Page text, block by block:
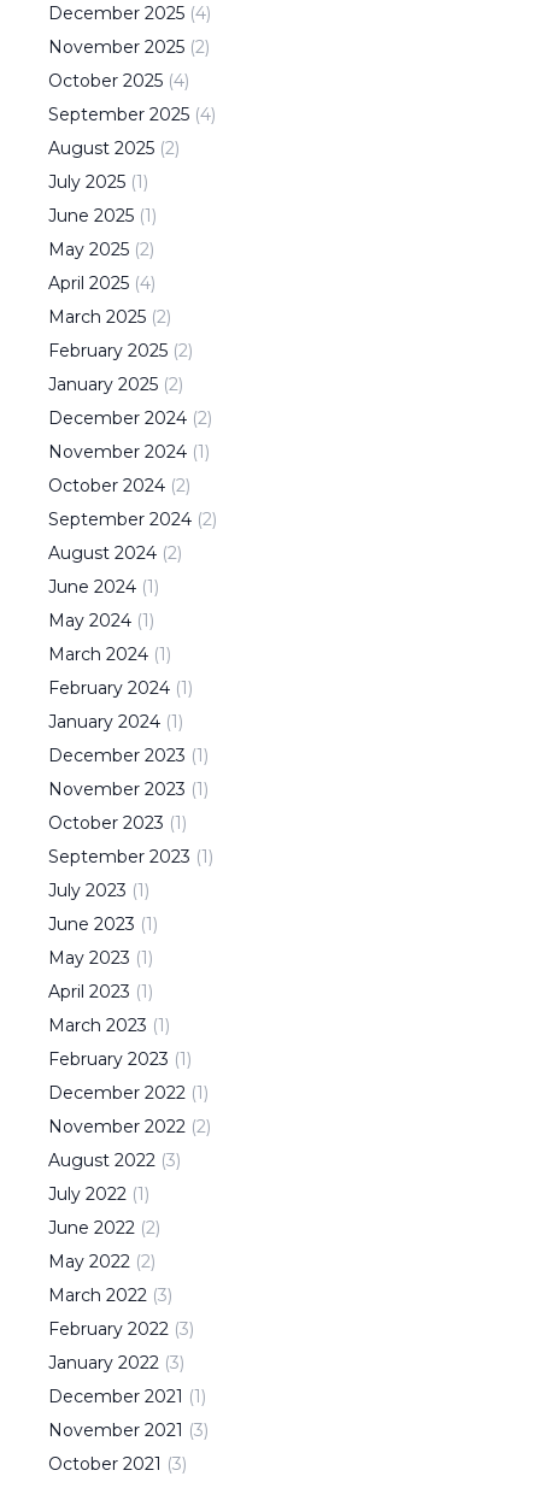
December 2025 (4)
November 2025 (2)
October 2025 (4)
September 2025 (4)
August 2025 (2)
July 2025 (1)
June 2025 (1)
May 2025 (2)
April 2025 (4)
March 2025 (2)
February 2025 (2)
January 2025 (2)
December 2024 (2)
November 2024 (1)
October 2024 (2)
September 2024 (2)
August 2024 (2)
June 2024 (1)
May 2024 (1)
March 2024 (1)
February 2024 (1)
January 2024 (1)
December 2023 (1)
November 2023 (1)
October 2023 (1)
September 2023 (1)
July 2023 (1)
June 2023 (1)
May 2023 (1)
April 2023 (1)
March 2023 (1)
February 2023 (1)
December 2022 (1)
November 2022 (2)
August 2022 (3)
July 2022 (1)
June 2022 (2)
May 2022 (2)
March 2022 (3)
February 2022 (3)
January 2022 (3)
December 2021 (1)
November 2021 (3)
October 2021 (3)